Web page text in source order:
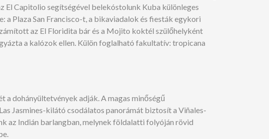
El Capitolio segítségével belekóstolunk Kuba különleges
a Plaza San Francisco-t, a bikaviadalok és fiesták egykori
az El Floridita bár és a Mojito koktél szülőhelyként
a kalózok ellen. Külön foglalható fakultatív: tropicana
a dohányültetvények adják. A magas minőségű
Jasmines-kilátó csodálatos panorámát biztosít a Viñales-
az Indián barlangban, melynek földalatti folyóján rövid